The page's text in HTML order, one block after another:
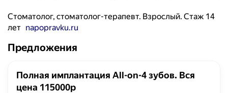
Стоматолог, стоматолог-терапевт. Взрослый. Стаж 14
лет napopravku.ru
Предложения
Полная имплантация All-on-4 зубов. Вся
цена 115000р